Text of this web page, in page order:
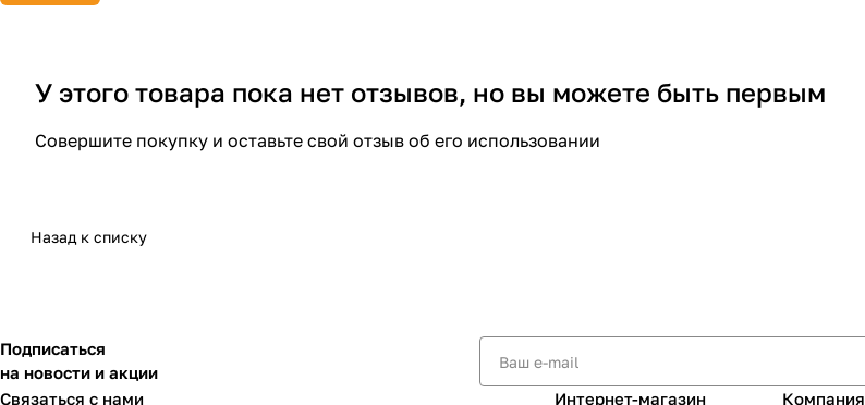
У этого товара пока нет отзывов, но вы можете быть первым
Совершите покупку и оставьте свой отзыв об его использовании
Назад к списку
Подписаться
на новости и акции
Связаться с нами
Интернет-магазин Компания